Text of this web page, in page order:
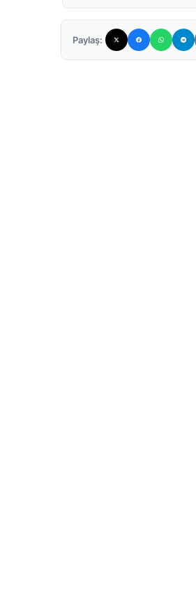
Paylaş: